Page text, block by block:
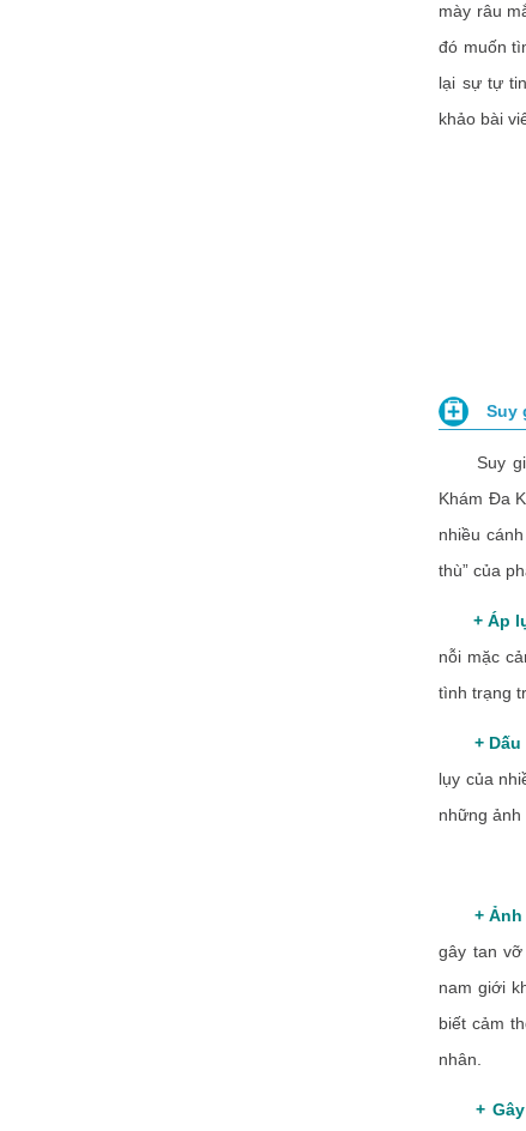
mày râu
đó muốn
lại sự tự
khảo bài
Suy
Suy
Khám Đa
nhiều
thù” của
+ Áp
nỗi mặc
tình trạng
+ Dấu
lụy của
những
+
gây tan
nam giới
biết cảm
nhân.
+ Gây